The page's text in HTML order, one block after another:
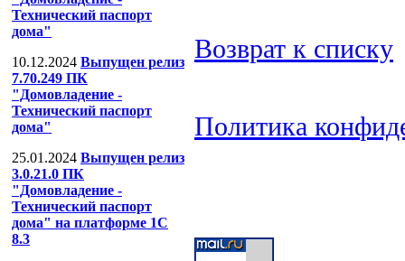
Технический паспорт
дома"
10.12.2024 Выпущен релиз
7.70.249 ПК
"Домовладение -
Технический паспорт
дома"
25.01.2024 Выпущен релиз
3.0.21.0 ПК
"Домовладение -
Технический паспорт
дома" на платформе 1С
8.3
Возврат к списку
Политика